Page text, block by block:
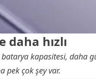
hızlı
kapasitesi, daha
pek çok şey var.